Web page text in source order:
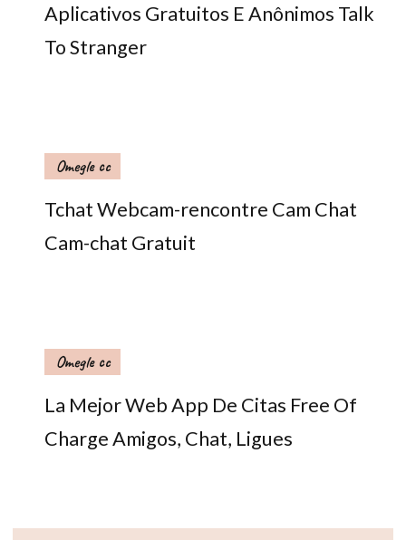
Aplicativos Gratuitos E Anônimos Talk
To Stranger
Omegle cc
Tchat Webcam-rencontre Cam Chat
Cam-chat Gratuit
Omegle cc
La Mejor Web App De Citas Free Of
Charge Amigos, Chat, Ligues